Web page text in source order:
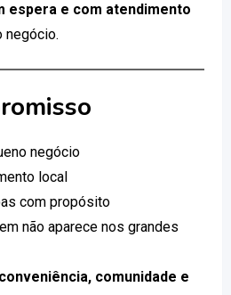
espera e com atendimento
negócio.
negócio
local
com propósito
não aparece nos grandes
conveniência, comunidade e